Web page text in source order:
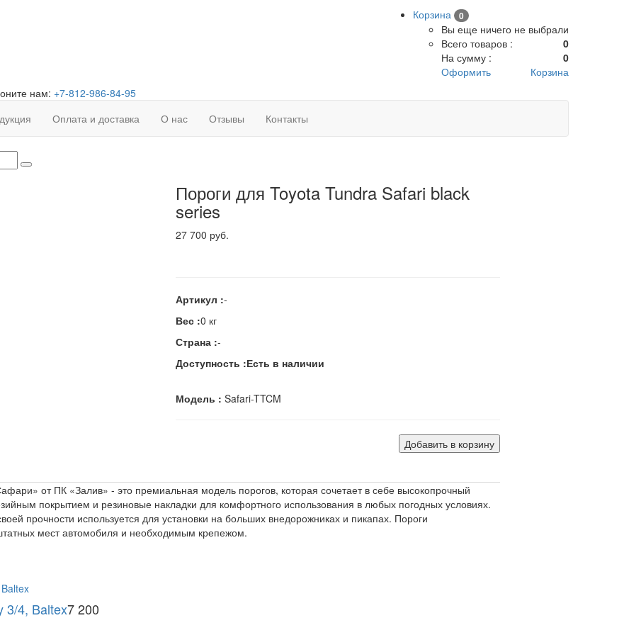
Корзина 0
Вы еще ничего не выбрали
Всего товаров :
0
На сумму :
0
Оформить
Корзина
нам: +7-812-986-84-95
Оплата и доставка О нас Отзывы Контакты
Пороги для Toyota Tundra Safari black
series
27 700 руб.
Артикул :-
Вес :0 кг
Страна :-
Доступность :Есть в наличии
Модель : Safari-TTCM
Добавить в корзину
от ПК «Залив» - это премиальная модель порогов, которая сочетает в себе высокопрочный
покрытием и резиновые накладки для комфортного использования в любых погодных условиях.
прочности используется для установки на больших внедорожниках и пикапах. Пороги
мест автомобиля и необходимым крепежом.
3/4, Baltex7 200